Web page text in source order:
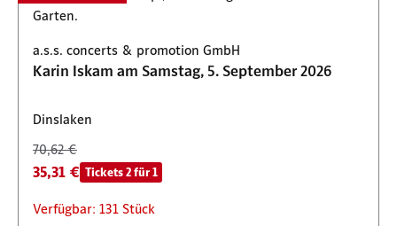
a.s.s. concerts & promotion GmbH
Karin Iskam am Samstag, 5. September 2026
Dinslaken
70,62 €
35,31 € Tickets 2 für 1
Verfügbar: 131 Stück